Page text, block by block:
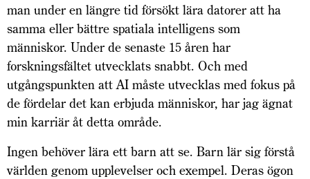
man under en längre tid försökt lära datorer att ha
samma eller bättre spatiala intelligens som
människor. Under de senaste 15 åren har
forskningsfältet utvecklats snabbt. Och med
utgångspunkten att AI måste utvecklas med fokus på
de fördelar det kan erbjuda människor, har jag ägnat
min karriär åt detta område.
Ingen behöver lära ett barn att se. Barn lär sig förstå
världen genom upplevelser och exempel. Deras ögon